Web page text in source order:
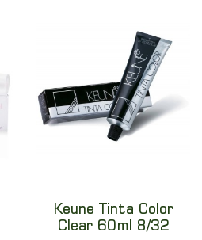
Keune Tinta Color
Clear 60ml 8/32